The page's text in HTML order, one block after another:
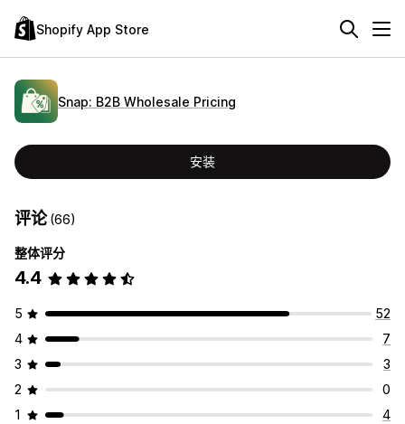
Shopify App Store
Snap: B2B Wholesale Pricing
安装
评论(66)
整体评分
4.4
5
52
4
7
3
3
2
0
1
4